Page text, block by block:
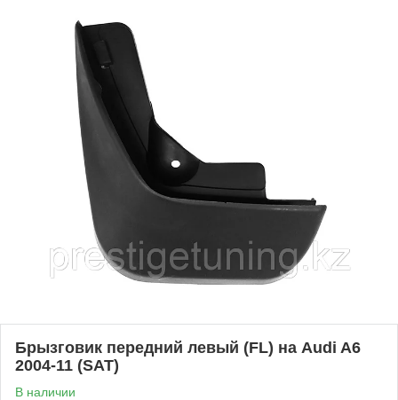
Брызговик передний левый (FL) на Audi A6
2004-11 (SAT)
В наличии